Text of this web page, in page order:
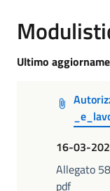
Ultimo
16-03-
Allegato
pdf